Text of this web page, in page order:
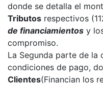
donde se detalla el
Tributos respectivos
de financiamientos y
compromiso.
La Segunda parte de la
condiciones de pago,
Clientes(Financian los